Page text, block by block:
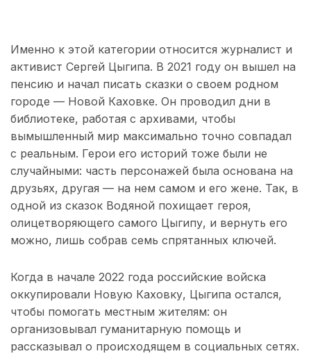
Именно к этой категории относится журналист и
активист Сергей Цыгипа. В 2021 году он вышел на
пенсию и начал писать сказки о своем родном
городе — Новой Каховке. Он проводил дни в
библиотеке, работая с архивами, чтобы
вымышленный мир максимально точно совпадал
с реальным. Герои его историй тоже были не
случайными: часть персонажей была основана на
друзьях, другая — на нем самом и его жене. Так, в
одной из сказок Водяной похищает героя,
олицетворяющего самого Цыгипу, и вернуть его
можно, лишь собрав семь спрятанных ключей.
Когда в начале 2022 года российские войска
оккупировали Новую Каховку, Цыгипа остался,
чтобы помогать местным жителям: он
организовывал гуманитарную помощь и
рассказывал о происходящем в социальных сетях.